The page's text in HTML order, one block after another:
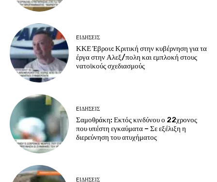
EΙΔΗΣΕΙΣ
ΚΚΕ Έβρου: Κριτική στην κυβέρνηση για τα
έργα στην Αλεξ/πολη και εμπλοκή στους
νατοϊκούς σχεδιασμούς
EΙΔΗΣΕΙΣ
Σαμοθράκη: Εκτός κινδύνου ο 22χρονος
που υπέστη εγκαύματα – Σε εξέλιξη η
διερεύνηση του ατυχήματος
EΙΔΗΣΕΙΣ